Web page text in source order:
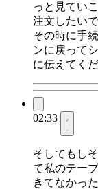
っと見てい
注文したい
その時に手
ンに戻って
に伝えてく
02:33
そしてもし
て私のテー
きてなかっ